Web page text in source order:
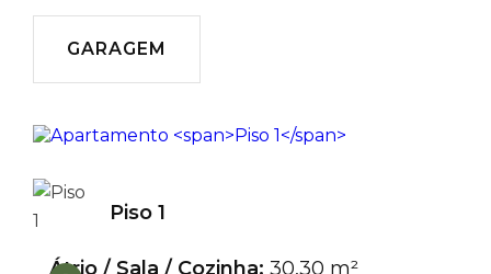
GARAGEM
Piso 1
Átrio / Sala / Cozinha: 30,30 m²